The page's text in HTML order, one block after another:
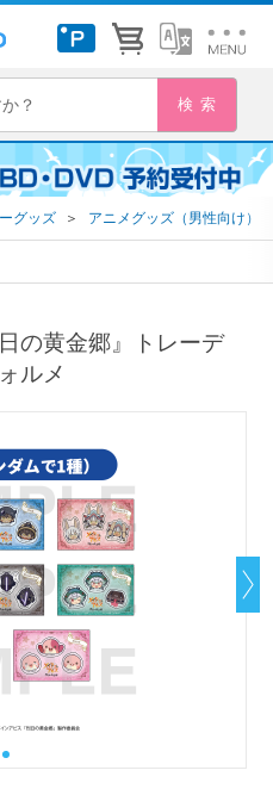
グッズ ＞ アニメグッズ（男性向け）
の黄金郷』トレーデ
ルメ